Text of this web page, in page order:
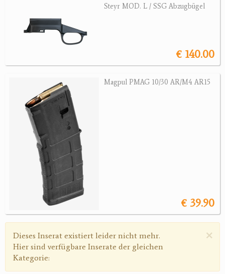
Revolver
Sonstige Waffen
Bogensport
Zubehör
Jagdangebote
Jagdreviere
Bücher, Videos
Geschenke
Reviereinrichtungen
Steyr MOD. L / SSG Abzugbügel
€ 140.00
Magpul PMAG 10/30 AR/M4 AR15
€ 39.90
×
Warnmeldung
Dieses Inserat existiert leider nicht mehr.
Hier sind verfügbare Inserate der gleichen
Kategorie: